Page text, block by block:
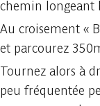
chemin longeant
Au croisement «
et parcourez
Tournez alors à
peu fréquentée